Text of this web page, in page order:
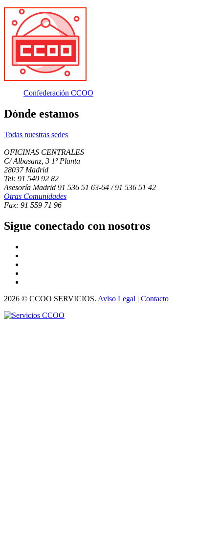
Confederación CCOO
Dónde estamos
Todas nuestras sedes
OFICINAS CENTRALES
C/ Albasanz, 3 1º Planta
28037 Madrid
Tel: 91 540 92 82
Asesoría Madrid 91 536 51 63-64 / 91 536 51 42
Otras Comunidades
Fax: 91 559 71 96
Sigue conectado con nosotros
2026 © CCOO SERVICIOS. Aviso Legal | Contacto